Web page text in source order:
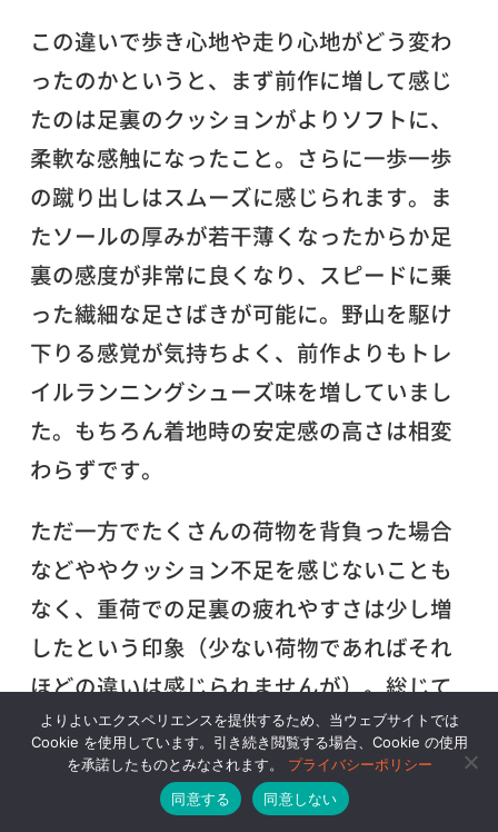
この違いで歩き心地や走り心地がどう変わ
ったのかというと、まず前作に増して感じ
たのは足裏のクッションがよりソフトに、
柔軟な感触になったこと。さらに一歩一歩
の蹴り出しはスムーズに感じられます。ま
たソールの厚みが若干薄くなったからか足
裏の感度が非常に良くなり、スピードに乗
った繊細な足さばきが可能に。野山を駆け
下りる感覚が気持ちよく、前作よりもトレ
イルランニングシューズ味を増していまし
た。もちろん着地時の安定感の高さは相変
わらずです。
ただ一方でたくさんの荷物を背負った場合
などややクッション不足を感じないことも
なく、重荷での足裏の疲れやすさは少し増
したという印象（少ない荷物であればそれ
ほどの違いは感じられませんが）。総じて
登山靴的な剛性が控えめになり、ランニン
グシューズ的な軽快さが強めになったとい
う感じでしょうか。
よりよいエクスペリエンスを提供するため、当ウェブサイトでは
Cookie を使用しています。引き続き閲覧する場合、Cookie の使用
を承諾したものとみなされます。 プライバシーポリシー
同意する
同意しない